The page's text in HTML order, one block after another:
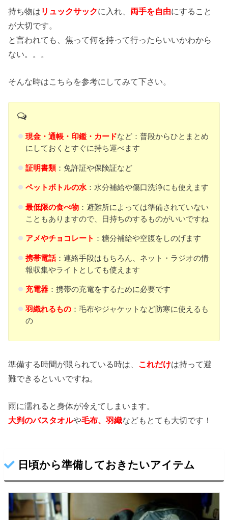
持ち物は リュックサックに入れ、 両手を自由にすること
が大切です。
と言われても、焦って何を持って行ったらいいかわから
ない。。。
そんな時はこちらを参考にしてみて下さい。
現金・通帳・印鑑・カードなど：普段からひとまとめ
にしておくとすぐに持ち運べます
証明書類：免許証や保険証など
ペットボトルの水：水分補給や傷口洗浄にも使えます
最低限の食べ物：避難所によっては準備されていない
こともありますので、日持ちのするものがいいですね
アメやチョコレート ：糖分補給や空腹をしのげます
携帯電話：連絡手段はもちろん、ネット・ラジオの情
報収集やライトとしても使えます
充電器：携帯の充電をするために必要です
羽織れるもの：毛布やジャケットなど防寒に使えるも
の
準備する時間が限られている時は、 これだけは持って避
難できるといいですね。
雨に濡れると身体が冷えてしまいます。
大判のバスタオルや毛布、羽織などもとても大切です！
日頃から準備しておきたいアイテム